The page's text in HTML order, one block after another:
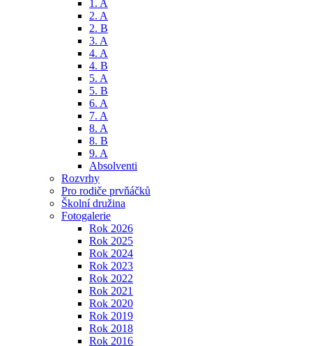
1. A
2. A
2. B
3. A
4. A
4. B
5. A
5. B
6. A
7. A
8. A
8. B
9. A
Absolventi
Rozvrhy
Pro rodiče prvňáčků
Školní družina
Fotogalerie
Rok 2026
Rok 2025
Rok 2024
Rok 2023
Rok 2022
Rok 2021
Rok 2020
Rok 2019
Rok 2018
Rok 2016